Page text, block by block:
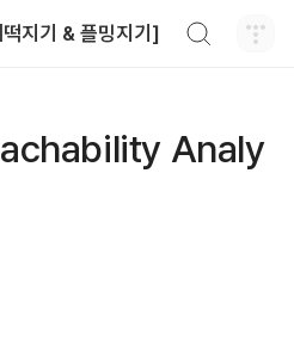
지기 & 플밍지기]
Analy